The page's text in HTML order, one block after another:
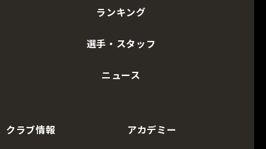
ランキング
選手・スタッフ
ニュース
クラブ情報 アカデミー